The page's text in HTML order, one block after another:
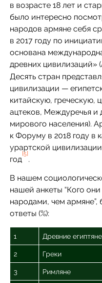
в возрасте 18 лет и
было интересно
народов армяне себя
в 2017 году по
основана
древних цивилизаций»
Десять стран
цивилизации —
китайскую, греческую,
ацтеков, Междуречья и
мирового населения).
к Форуму в 2018 году в
урартской
год
[5]
.
В нашем
нашей анкеты “Кого
народами, чем
ответы (%):
1 Древние египтяне
2 Греки
3 Римляне